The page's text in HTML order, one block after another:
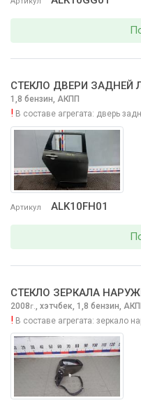
Артикул ALK10FH01
СТЕКЛО ДВЕРИ ЗАДНЕЙ
1,8 бензин, АКПП
! В составе агрегата: дверь
СТЕКЛО ЗЕРКАЛА
2008г. хэтчбек, 1,8 бензин,
! В составе агрегата: зеркало